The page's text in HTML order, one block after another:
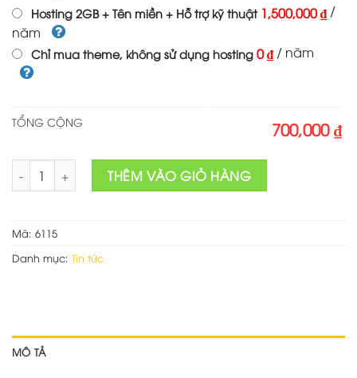
Hosting 2GB + Tên miền + Hỗ trợ kỹ thuật 1,500,000 ₫ /
năm
Chỉ mua theme, không sử dụng hosting 0 ₫ / năm
TỔNG CỘNG 700,000 ₫
Mẫu tin tức 03 số lượngTHÊM VÀO GIỎ HÀNG
Mã: 6115
Danh mục: Tin tức
MÔ TẢ